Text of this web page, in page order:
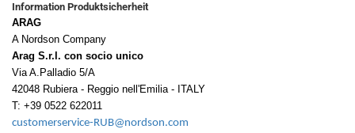
Information Produktsicherheit
ARAG
A Nordson Company
Arag S.r.l. con socio unico
Via A.Palladio 5/A
42048 Rubiera - Reggio nell'Emilia - ITALY
T: +39 0522 622011
customerservice-RUB@nordson.com